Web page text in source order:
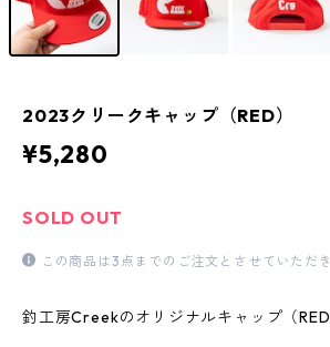
2023クリークキャップ（RED）
¥5,280
SOLD OUT
この商品は3点までのご注文とさせていただき
釣工房Creekのオリジナルキャップ（